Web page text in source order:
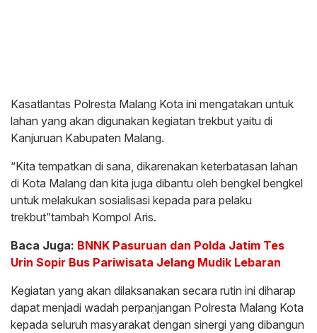
Kasatlantas Polresta Malang Kota ini mengatakan untuk
lahan yang akan digunakan kegiatan trekbut yaitu di
Kanjuruan Kabupaten Malang.
“Kita tempatkan di sana, dikarenakan keterbatasan lahan
di Kota Malang dan kita juga dibantu oleh bengkel bengkel
untuk melakukan sosialisasi kepada para pelaku
trekbut”tambah Kompol Aris.
Baca Juga: BNNK Pasuruan dan Polda Jatim Tes
Urin Sopir Bus Pariwisata Jelang Mudik Lebaran
Kegiatan yang akan dilaksanakan secara rutin ini diharap
dapat menjadi wadah perpanjangan Polresta Malang Kota
kepada seluruh masyarakat dengan sinergi yang dibangun